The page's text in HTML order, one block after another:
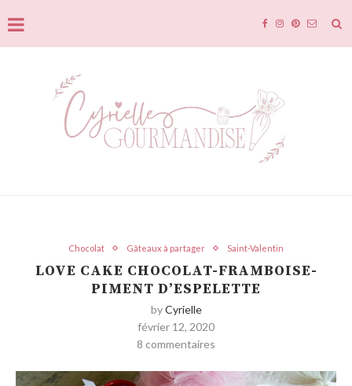
Chocolat Gâteaux à partager Saint-Valentin
LOVE CAKE CHOCOLAT-FRAMBOISE-
PIMENT D’ESPELETTE
byCyrielle
février 12, 2020
8 commentaires